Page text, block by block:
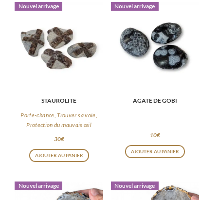
Nouvel arrivage
STAUROLITE
Porte-chance, Trouver sa voie,
Protection du mauvais œil
30€
AJOUTER AU PANIER
Nouvel arrivage
AGATE DE GOBI
10€
AJOUTER AU PANIER
Nouvel arrivage Nouvel arrivage